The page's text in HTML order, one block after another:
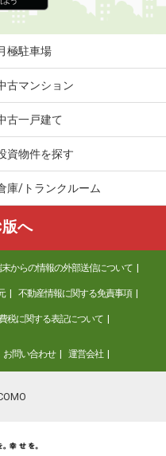
極駐車場
古マンション
古一戸建て
資物件を探す
庫/トランクルーム
へ
からの情報の外部送信について
不動産情報に関する免責事項
税に関する表記について
お問い合わせ 運営会社